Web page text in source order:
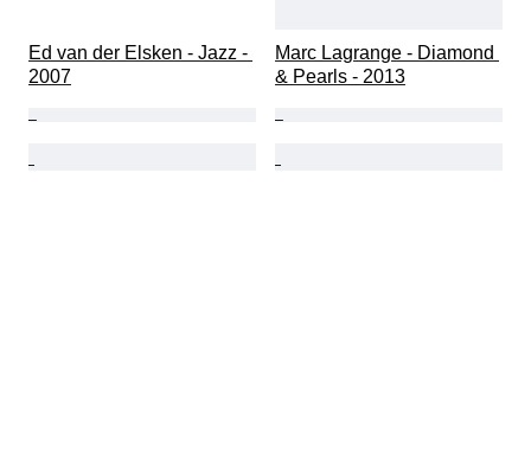
Ed van der Elsken - Jazz -
2007
Marc Lagrange - Diamond
& Pearls - 2013